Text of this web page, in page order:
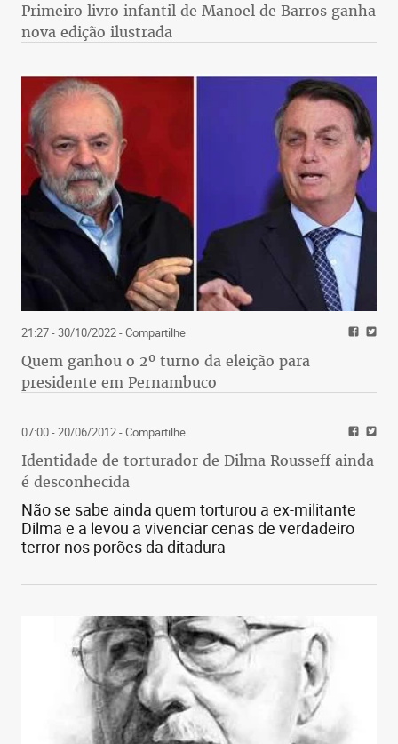
Primeiro livro infantil de Manoel de Barros ganha
nova edição ilustrada
21:27 - 30/10/2022- Compartilhe
Quem ganhou o 2º turno da eleição para
presidente em Pernambuco
07:00 - 20/06/2012- Compartilhe
Identidade de torturador de Dilma Rousseff ainda
é desconhecida
Não se sabe ainda quem torturou a ex-militante
Dilma e a levou a vivenciar cenas de verdadeiro
terror nos porões da ditadura